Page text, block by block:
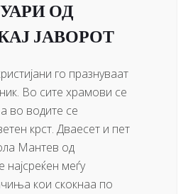
ОД
ЈАВОРОТ
го празнуваат
Во сите храмови се
во водите се
крст. Дваесет и пет
Мантев од
меѓу
кои скокнаа по